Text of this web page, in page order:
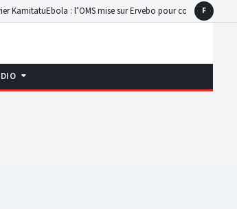
Ebola : l’OMS mise sur Ervebo pour contrer la souche
F